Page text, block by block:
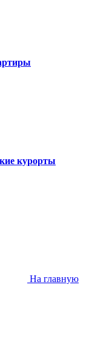
курорты
На главную